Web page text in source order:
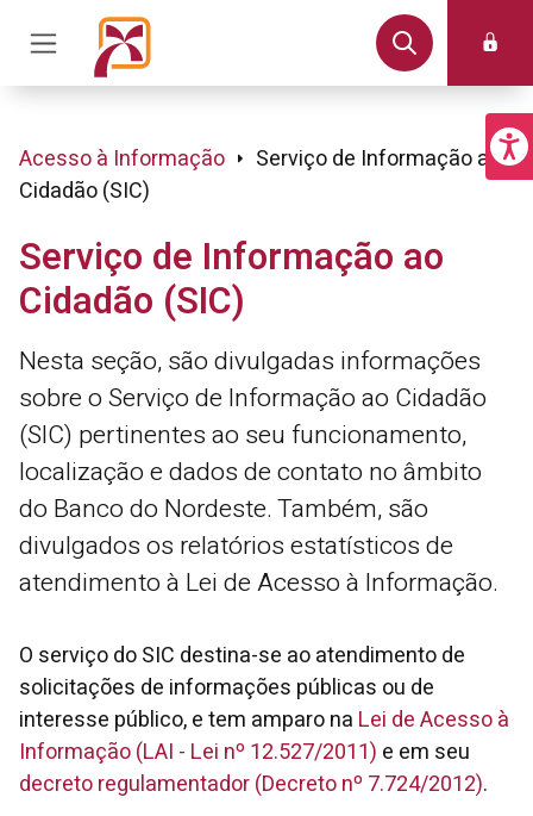
Acesso à Informação
Serviço de Informação ao
Cidadão (SIC)
Serviço de Informação ao
Cidadão (SIC)
Nesta seção, são divulgadas informações
sobre o Serviço de Informação ao Cidadão
(SIC) pertinentes ao seu funcionamento,
localização e dados de contato no âmbito
do Banco do Nordeste. Também, são
divulgados os relatórios estatísticos de
atendimento à Lei de Acesso à Informação.
O serviço do SIC destina-se ao atendimento de
solicitações de informações públicas ou de
interesse público, e tem amparo na Lei de Acesso à
Informação (LAI - Lei nº 12.527/2011) e em seu
decreto regulamentador (Decreto nº 7.724/2012).